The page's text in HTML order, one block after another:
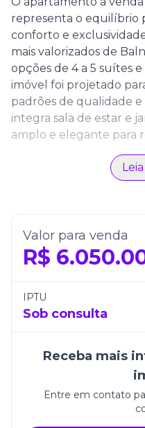
representa o equilíbrio
conforto e
mais valorizados de
opções de 4 a 5 suítes
imóvel foi projetado
padrões de qualidade e
integra sala de estar e
amplo e elegante para
contar com lavabo e
para momentos
apartamento possui
m, que proporciona um
sofisticado, além de
planta inclui ainda
serviço, banheiro de
sistema de pré-
fechadura biométrica,
experiência de morar
Valor para venda
R$
IPTU
Sob consulta
Receba mais
Entre em contato